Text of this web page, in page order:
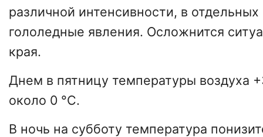
различной интенсивности, в отдельных
гололедные явления. Осложнится
края.
Днем в пятницу температуры воздуха
около 0 °C.
В ночь на субботу температура